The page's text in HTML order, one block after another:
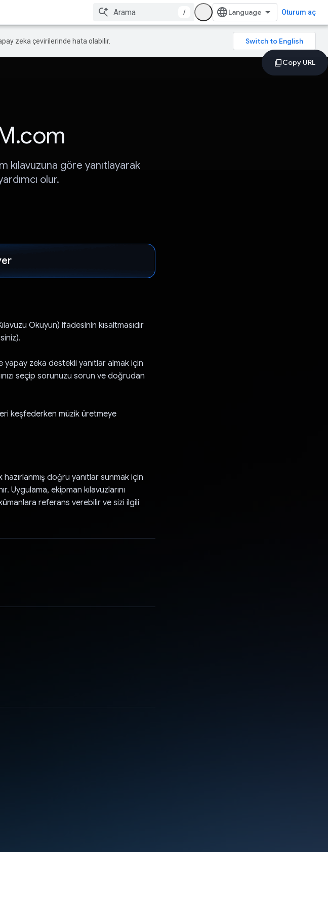
/ Oturum aç
zeka çevirilerinde hata olabilir.
kılavuzuna göre yanıtlayarak
olur.
Okuyun) ifadesinin kısaltmasıdır
yapay zeka destekli yanıtlar almak için
seçip sorunuzu sorun ve doğrudan
keşfederken müzik üretmeye
doğru yanıtlar sunmak için
Uygulama, ekipman kılavuzlarını
referans verebilir ve sizi ilgili